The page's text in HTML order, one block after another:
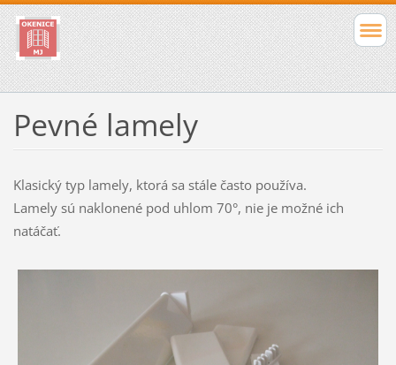
Pevné lamely
Klasický typ lamely, ktorá sa stále často používa.
Lamely sú naklonené pod uhlom 70°, nie je možné ich
natáčať.